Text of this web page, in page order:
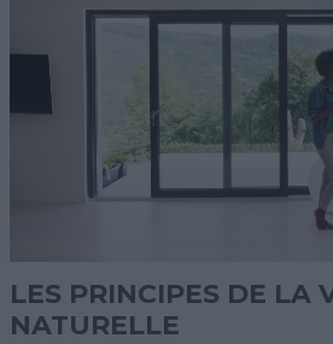
LES PRINCIPES DE LA
NATURELLE